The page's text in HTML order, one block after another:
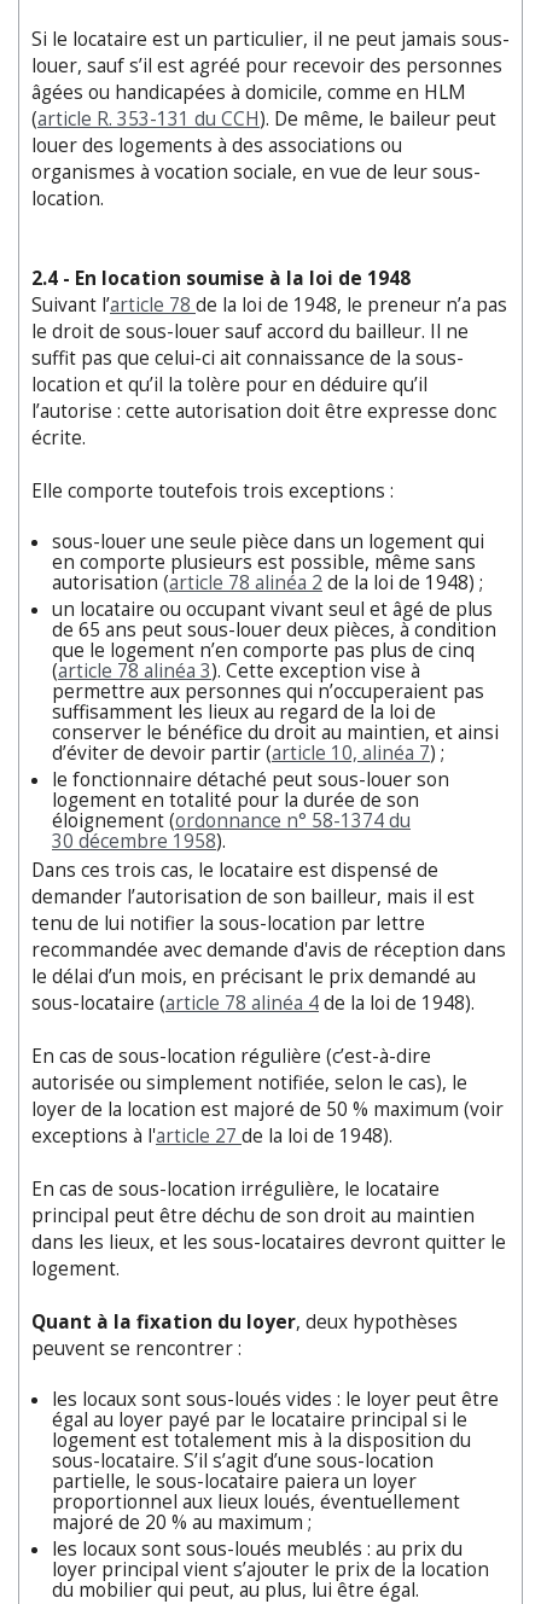
Si le locataire est un particulier, il ne peut jamais sous-
louer, sauf s’il est agréé pour recevoir des personnes
âgées ou handicapées à domicile, comme en HLM
(article R. 353-131 du CCH). De même, le baileur peut
louer des logements à des associations ou
organismes à vocation sociale, en vue de leur sous-
location.
2.4 - En location soumise à la loi de 1948
Suivant l’article 78 de la loi de 1948, le preneur n’a pas
le droit de sous-louer sauf accord du bailleur. Il ne
suffit pas que celui-ci ait connaissance de la sous-
location et qu’il la tolère pour en déduire qu’il
l’autorise : cette autorisation doit être expresse donc
écrite.
Elle comporte toutefois trois exceptions :
sous-louer une seule pièce dans un logement qui
en comporte plusieurs est possible, même sans
autorisation (article 78 alinéa 2 de la loi de 1948) ;
un locataire ou occupant vivant seul et âgé de plus
de 65 ans peut sous-louer deux pièces, à condition
que le logement n’en comporte pas plus de cinq
(article 78 alinéa 3). Cette exception vise à
permettre aux personnes qui n’occuperaient pas
suffisamment les lieux au regard de la loi de
conserver le bénéfice du droit au maintien, et ainsi
d’éviter de devoir partir (article 10, alinéa 7) ;
le fonctionnaire détaché peut sous-louer son
logement en totalité pour la durée de son
éloignement (ordonnance n° 58-1374 du
30 décembre 1958).
Dans ces trois cas, le locataire est dispensé de
demander l’autorisation de son bailleur, mais il est
tenu de lui notifier la sous-location par lettre
recommandée avec demande d'avis de réception dans
le délai d’un mois, en précisant le prix demandé au
sous-locataire (article 78 alinéa 4de la loi de 1948).
En cas de sous-location régulière (c’est-à-dire
autorisée ou simplement notifiée, selon le cas), le
loyer de la location est majoré de 50 % maximum (voir
exceptions à l'article 27 de la loi de 1948).
En cas de sous-location irrégulière, le locataire
principal peut être déchu de son droit au maintien
dans les lieux, et les sous-locataires devront quitter le
logement.
Quant à la fixation du loyer, deux hypothèses
peuvent se rencontrer :
les locaux sont sous-loués vides : le loyer peut être
égal au loyer payé par le locataire principal si le
logement est totalement mis à la disposition du
sous-locataire. S’il s’agit d’une sous-location
partielle, le sous-locataire paiera un loyer
proportionnel aux lieux loués, éventuellement
majoré de 20 % au maximum ;
les locaux sont sous-loués meublés : au prix du
loyer principal vient s’ajouter le prix de la location
du mobilier qui peut, au plus, lui être égal.